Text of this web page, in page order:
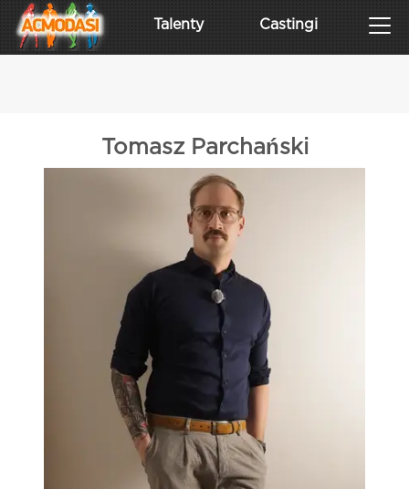
Talenty Castingi
Tomasz Parchański